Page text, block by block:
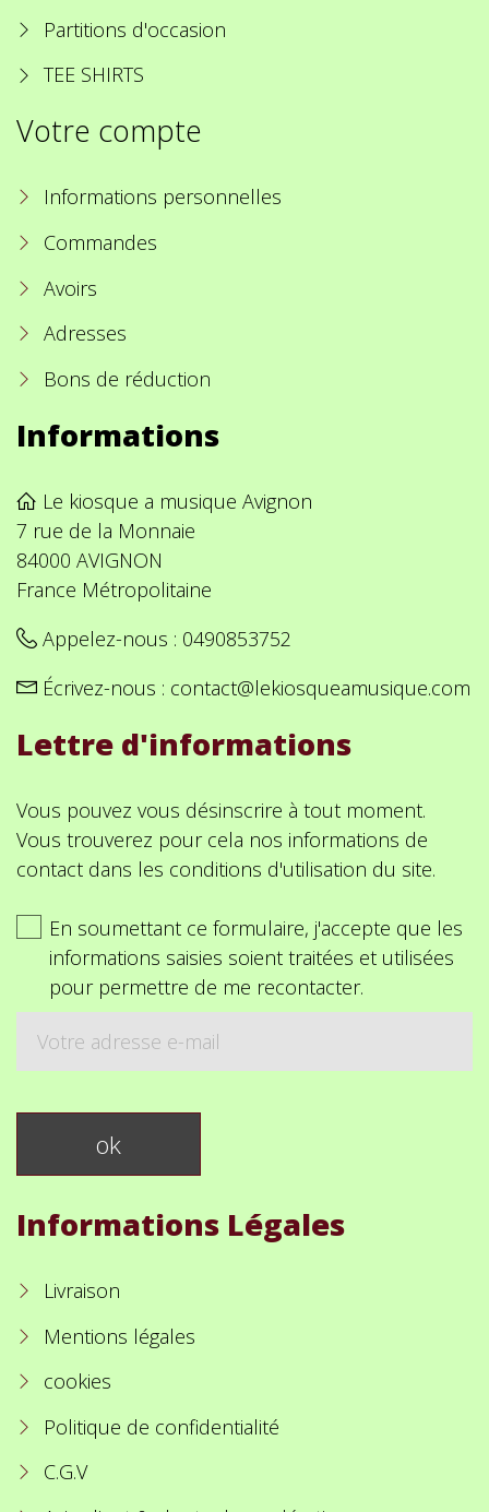
Partitions d'occasion
TEE SHIRTS
Votre compte
Informations personnelles
Commandes
Avoirs
Adresses
Bons de réduction
Informations
Le kiosque a musique Avignon
7 rue de la Monnaie
84000 AVIGNON
France Métropolitaine
Appelez-nous : 0490853752
Écrivez-nous : contact@lekiosqueamusique.com
Lettre d'informations
Vous pouvez vous désinscrire à tout moment.
Vous trouverez pour cela nos informations de
contact dans les conditions d'utilisation du site.
En soumettant ce formulaire, j'accepte que les
informations saisies soient traitées et utilisées
pour permettre de me recontacter.
Informations Légales
Livraison
Mentions légales
cookies
Politique de confidentialité
C.G.V